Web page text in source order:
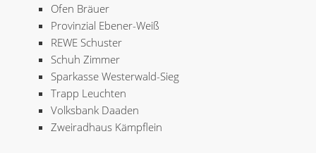
Ofen Bräuer
Provinzial Ebener-Weiß
REWE Schuster
Schuh Zimmer
Sparkasse Westerwald-Sieg
Trapp Leuchten
Volksbank Daaden
Zweiradhaus Kämpflein